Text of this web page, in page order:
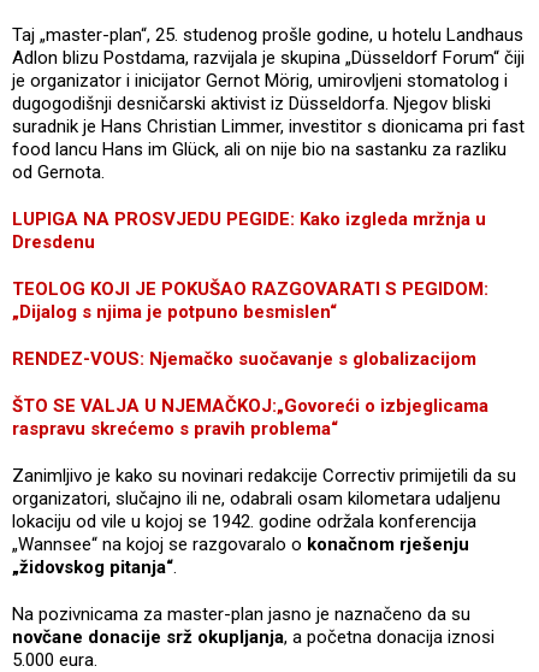
Taj „master-plan“, 25. studenog prošle godine, u hotelu Landhaus
Adlon blizu Postdama, razvijala je skupina „Düsseldorf Forum“ čiji
je organizator i inicijator Gernot Mörig, umirovljeni stomatolog i
dugogodišnji desničarski aktivist iz Düsseldorfa. Njegov bliski
suradnik je Hans Christian Limmer, investitor s dionicama pri fast
food lancu Hans im Glück, ali on nije bio na sastanku za razliku
od Gernota.
LUPIGA NA PROSVJEDU PEGIDE: Kako izgleda mržnja u
Dresdenu
TEOLOG KOJI JE POKUŠAO RAZGOVARATI S PEGIDOM:
„Dijalog s njima je potpuno besmislen“
RENDEZ-VOUS: Njemačko suočavanje s globalizacijom
ŠTO SE VALJA U NJEMAČKOJ:„Govoreći o izbjeglicama
raspravu skrećemo s pravih problema“
Zanimljivo je kako su novinari redakcije Correctiv primijetili da su
organizatori, slučajno ili ne, odabrali osam kilometara udaljenu
lokaciju od vile u kojoj se 1942. godine održala konferencija
„Wannsee“ na kojoj se razgovaralo o konačnom rješenju
„židovskog pitanja“.
Na pozivnicama za master-plan jasno je naznačeno da su
novčane donacije srž okupljanja, a početna donacija iznosi
5.000 eura.